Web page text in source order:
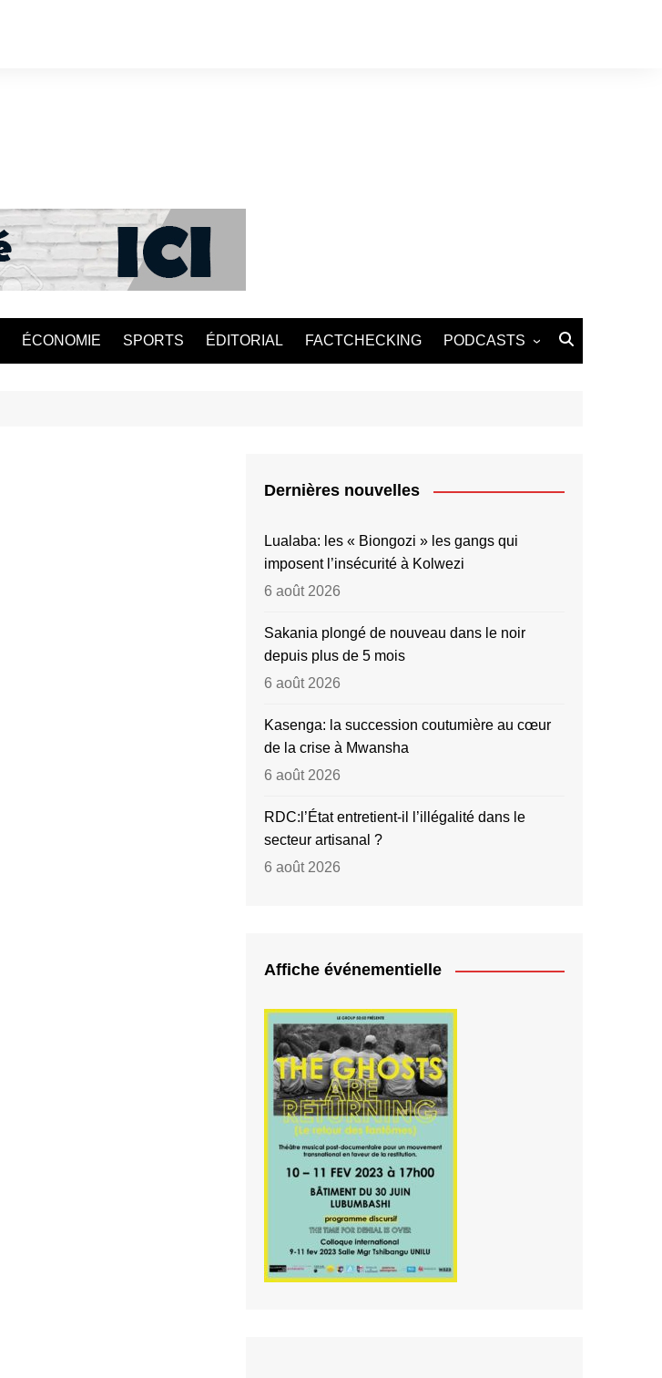
ÉCONOMIE SPORTS ÉDITORIAL FACTCHECKING PODCASTS
Dernières nouvelles
Lualaba: les « Biongozi » les gangs qui
imposent l’insécurité à Kolwezi
6 août 2026
Sakania plongé de nouveau dans le noir
depuis plus de 5 mois
6 août 2026
Kasenga: la succession coutumière au cœur
de la crise à Mwansha
6 août 2026
RDC:l’État entretient-il l’illégalité dans le
secteur artisanal ?
6 août 2026
Affiche événementielle